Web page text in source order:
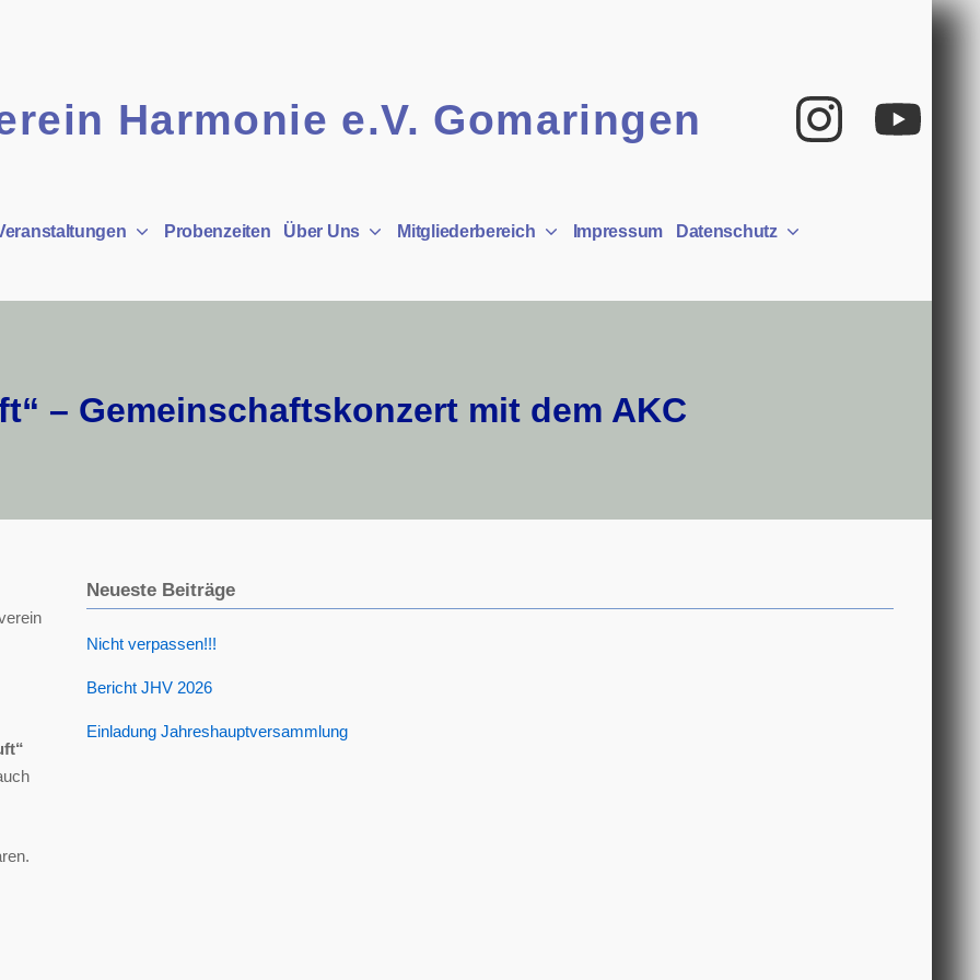
Harmonie e.V. Gomaringen
Probenzeiten Über Uns Mitgliederbereich Impressum Datenschutz
– Gemeinschaftskonzert mit dem AKC
Neueste Beiträge
Nicht verpassen!!!
Bericht JHV 2026
Einladung Jahreshauptversammlung